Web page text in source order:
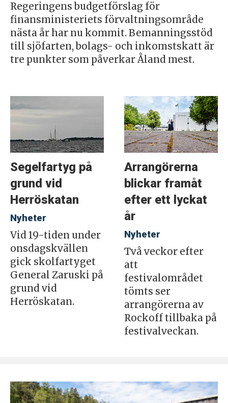
Regeringens budgetförslag för
finansministeriets förvaltningsområde
nästa år har nu kommit. Bemanningsstöd
till sjöfarten, bolags- och inkomstskatt är
tre punkter som påverkar Åland mest.
Segelfartyg på
grund vid
Herröskatan
Nyheter
Vid 19-tiden under
onsdagskvällen
gick skolfartyget
General Zaruski på
grund vid
Herröskatan.
Arrangörerna
blickar framåt
efter ett lyckat
år
Nyheter
Två veckor efter
att
festivalområdet
tömts ser
arrangörerna av
Rockoff tillbaka på
festivalveckan.